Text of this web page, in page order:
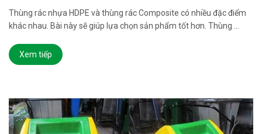
Thùng rác nhựa HDPE và thùng rác Composite có nhiều đặc điểm
khác nhau. Bài này sẽ giúp lựa chọn sản phẩm tốt hơn. Thùng ...
Xem tiếp